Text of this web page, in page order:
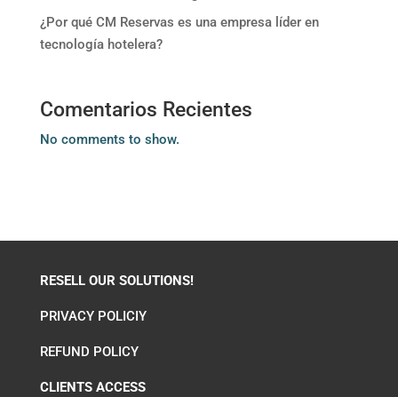
¿Por qué CM Reservas es una empresa líder en
tecnología hotelera?
Comentarios Recientes
No comments to show.
RESELL OUR SOLUTIONS!
PRIVACY POLICIY
REFUND POLICY
CLIENTS ACCESS